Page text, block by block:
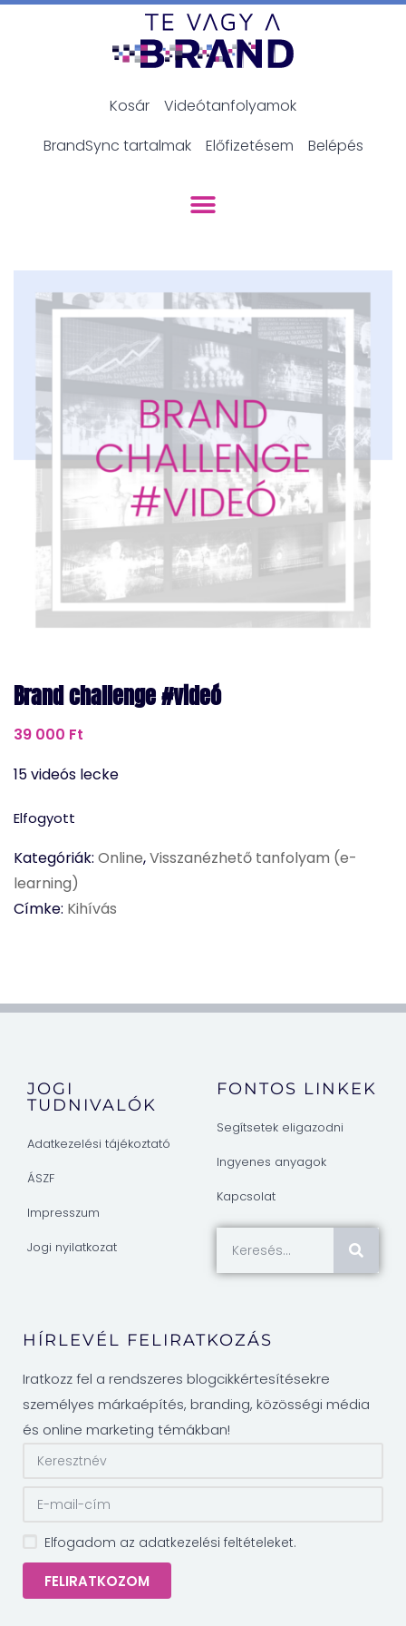
Kosár
Videótanfolyamok
BrandSync tartalmak
Előfizetésem Belépés
Brand challenge #videó
39 000 Ft
15 videós lecke
Elfogyott
Kategóriák: Online,Visszanézhető tanfolyam (e-
learning)
Címke: Kihívás
JOGI
TUDNIVALÓK
Adatkezelési tájékoztató
ÁSZF
Impresszum
Jogi nyilatkozat
FONTOS LINKEK
Segítsetek eligazodni
Ingyenes anyagok
Kapcsolat
HÍRLEVÉL FELIRATKOZÁS
Iratkozz fel a rendszeres blogcikkértesítésekre
személyes márkaépítés, branding, közösségi média
és online marketing témákban!
Elfogadom az adatkezelési feltételeket.
FELIRATKOZOM